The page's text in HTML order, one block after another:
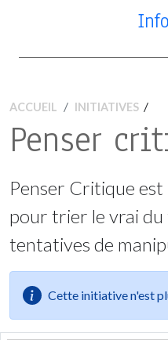
ACCUEIL INITIATIVES /
Penser
Penser Critique
pour trier le vrai
tentatives de
Cette initiative n'est